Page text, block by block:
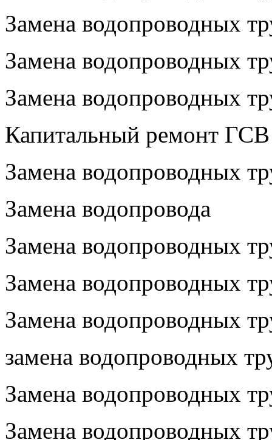
Замена водопроводных
Замена водопроводных
Замена водопроводных
Капитальный ремонт ГСВ
Замена водопроводных
Замена водопровода
Замена водопроводных
Замена водопроводных
Замена водопроводных
замена водопроводных
Замена водопроводных
Замена водопроводных